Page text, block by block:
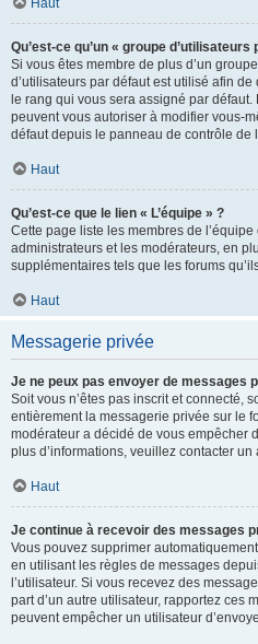
Haut
Qu’est-ce qu’un « groupe d’utilisateurs
Si vous êtes membre de plus d’un
d’utilisateurs par défaut est utilisé afin
le rang qui vous sera assigné par
peuvent vous autoriser à modifier vous-
défaut depuis le panneau de contrôle de
Haut
Qu’est-ce que le lien « L’équipe » ?
Cette page liste les membres de
administrateurs et les modérateurs, en
supplémentaires tels que les forums
Haut
Messagerie privée
Je ne peux pas envoyer de messages
Soit vous n’êtes pas inscrit et connecté,
entièrement la messagerie privée sur le
modérateur a décidé de vous empêcher
plus d’informations, veuillez contacter
Haut
Je continue à recevoir des messages
Vous pouvez supprimer
en utilisant les règles de messages
l’utilisateur. Si vous recevez des
part d’un autre utilisateur, rapportez ces
peuvent empêcher un utilisateur